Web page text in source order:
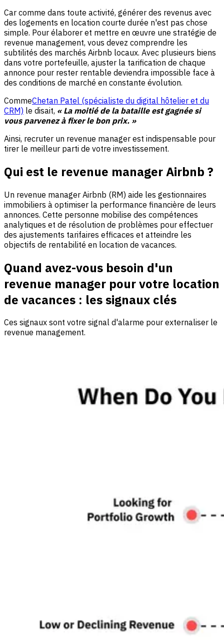
Car comme dans toute activité, générer des revenus avec
des logements en location courte durée n'est pas chose
simple. Pour élaborer et mettre en œuvre une stratégie de
revenue management, vous devez comprendre les
subtilités des marchés Airbnb locaux. Avec plusieurs biens
dans votre portefeuille, ajuster la tarification de chaque
annonce pour rester rentable deviendra impossible face à
des conditions de marché en constante évolution.
CommeChetan Patel (spécialiste du digital hôtelier et du
CRM) le disait, « La moitié de la bataille est gagnée si
vous parvenez à fixer le bon prix. »
Ainsi, recruter un revenue manager est indispensable pour
tirer le meilleur parti de votre investissement.
Qui est le revenue manager Airbnb ?
Un revenue manager Airbnb (RM) aide les gestionnaires
immobiliers à optimiser la performance financière de leurs
annonces. Cette personne mobilise des compétences
analytiques et de résolution de problèmes pour effectuer
des ajustements tarifaires efficaces et atteindre les
objectifs de rentabilité en location de vacances.
Quand avez-vous besoin d'un
revenue manager pour votre location
de vacances : les signaux clés
Ces signaux sont votre signal d'alarme pour externaliser le
revenue management.